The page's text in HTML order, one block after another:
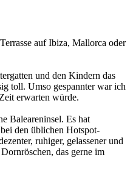
auf Ibiza, Mallorca oder
und den Kindern das
toll. Umso gespannter war ich
erwarten würde.
Baleareninsel. Es hat
den üblichen Hotspot-
ruhiger, gelassener und
das gerne im